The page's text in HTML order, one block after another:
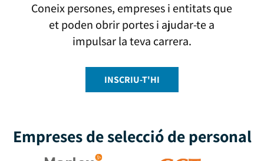
Coneix persones, empreses i entitats que
et poden obrir portes i ajudar-te a
impulsar la teva carrera.
INSCRIU-T'HI
Empreses de selecció de personal